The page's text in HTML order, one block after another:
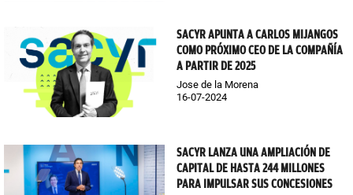
SACYR APUNTA A CARLOS MIJANGOS
COMO PRÓXIMO CEO DE LA COMPAÑÍA
A PARTIR DE 2025
Jose de la Morena
16-07-2024
SACYR LANZA UNA AMPLIACIÓN DE
CAPITAL DE HASTA 244 MILLONES
PARA IMPULSAR SUS CONCESIONES